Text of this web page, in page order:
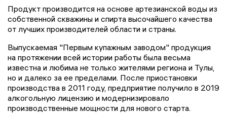
Продукт производится на основе артезианской воды из
собственной скважины и спирта высочайшего качества
от лучших производителей области и страны.
Выпускаемая "Первым купажным заводом" продукция
на протяжении всей истории работы была весьма
известна и любима не только жителями региона и Тулы,
но и далеко за ее пределами. После приостановки
производства в 2011 году, предприятие получило в 2019
алкогольную лицензию и модернизировало
производственные мощности для нового старта.